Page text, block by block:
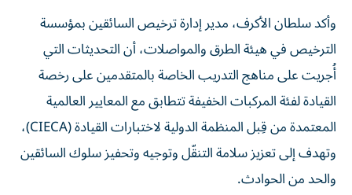
وأكد سلطان الأكرف، مدير إدارة ترخيص السائقين بمؤسسة
الترخيص في هيئة الطرق والمواصلات، أن التحديثات التي
أُجريت على مناهج التدريب الخاصة بالمتقدمين على رخصة
القيادة لفئة المركبات الخفيفة تتطابق مع المعايير العالمية
المعتمدة من قِبل المنظمة الدولية لاختبارات القيادة (CIECA)،
وتهدف إلى تعزيز سلامة التنقّل وتوجيه وتحفيز سلوك السائقين
والحد من الحوادث.